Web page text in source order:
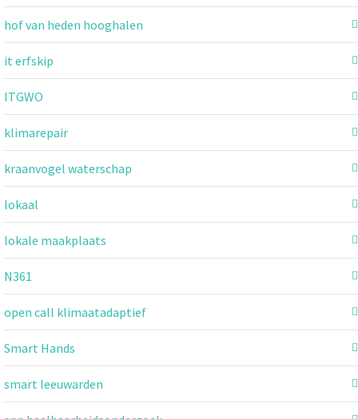
hof van heden hooghalen
it erfskip
ITGWO
klimarepair
kraanvogel waterschap
lokaal
lokale maakplaats
N361
open call klimaatadaptief
Smart Hands
smart leeuwarden